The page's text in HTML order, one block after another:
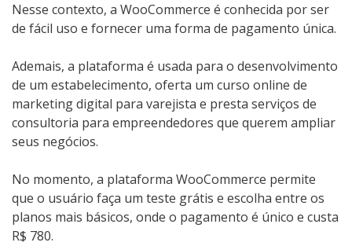
Nesse contexto, a WooCommerce é conhecida por ser
de fácil uso e fornecer uma forma de pagamento única.
Ademais, a plataforma é usada para o desenvolvimento
de um estabelecimento, oferta um curso online de
marketing digital para varejista e presta serviços de
consultoria para empreendedores que querem ampliar
seus negócios.
No momento, a plataforma WooCommerce permite
que o usuário faça um teste grátis e escolha entre os
planos mais básicos, onde o pagamento é único e custa
R$ 780.